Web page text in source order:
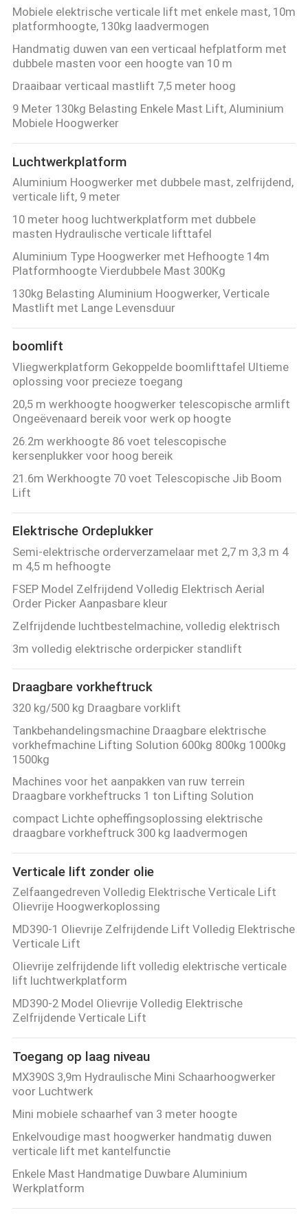
Mobiele elektrische verticale lift met enkele mast, 10m
platformhoogte, 130kg laadvermogen
Handmatig duwen van een verticaal hefplatform met
dubbele masten voor een hoogte van 10 m
Draaibaar verticaal mastlift 7,5 meter hoog
9 Meter 130kg Belasting Enkele Mast Lift, Aluminium
Mobiele Hoogwerker
Luchtwerkplatform
Aluminium Hoogwerker met dubbele mast, zelfrijdend,
verticale lift, 9 meter
10 meter hoog luchtwerkplatform met dubbele
masten Hydraulische verticale lifttafel
Aluminium Type Hoogwerker met Hefhoogte 14m
Platformhoogte Vierdubbele Mast 300Kg
130kg Belasting Aluminium Hoogwerker, Verticale
Mastlift met Lange Levensduur
boomlift
Vliegwerkplatform Gekoppelde boomlifttafel Ultieme
oplossing voor precieze toegang
20,5 m werkhoogte hoogwerker telescopische armlift
Ongeëvenaard bereik voor werk op hoogte
26.2m werkhoogte 86 voet telescopische
kersenplukker voor hoog bereik
21.6m Werkhoogte 70 voet Telescopische Jib Boom
Lift
Elektrische Ordeplukker
Semi-elektrische orderverzamelaar met 2,7 m 3,3 m 4
m 4,5 m hefhoogte
FSEP Model Zelfrijdend Volledig Elektrisch Aerial
Order Picker Aanpasbare kleur
Zelfrijdende luchtbestelmachine, volledig elektrisch
3m volledig elektrische orderpicker standlift
Draagbare vorkheftruck
320 kg/500 kg Draagbare vorklift
Tankbehandelingsmachine Draagbare elektrische
vorkhefmachine Lifting Solution 600kg 800kg 1000kg
1500kg
Machines voor het aanpakken van ruw terrein
Draagbare vorkheftrucks 1 ton Lifting Solution
compact Lichte opheffingsoplossing elektrische
draagbare vorkheftruck 300 kg laadvermogen
Verticale lift zonder olie
Zelfaangedreven Volledig Elektrische Verticale Lift
Olievrije Hoogwerkoplossing
MD390-1 Olievrije Zelfrijdende Lift Volledig Elektrische
Verticale Lift
Olievrije zelfrijdende lift volledig elektrische verticale
lift luchtwerkplatform
MD390-2 Model Olievrije Volledig Elektrische
Zelfrijdende Verticale Lift
Toegang op laag niveau
MX390S 3,9m Hydraulische Mini Schaarhoogwerker
voor Luchtwerk
Mini mobiele schaarhef van 3 meter hoogte
Enkelvoudige mast hoogwerker handmatig duwen
verticale lift met kantelfunctie
Enkele Mast Handmatige Duwbare Aluminium
Werkplatform